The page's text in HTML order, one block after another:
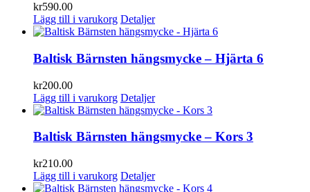
kr590.00
Lägg till i varukorg Detaljer
Baltisk Bärnsten hängsmycke – Hjärta 6
kr200.00
Lägg till i varukorg Detaljer
Baltisk Bärnsten hängsmycke – Kors 3
kr210.00
Lägg till i varukorg Detaljer